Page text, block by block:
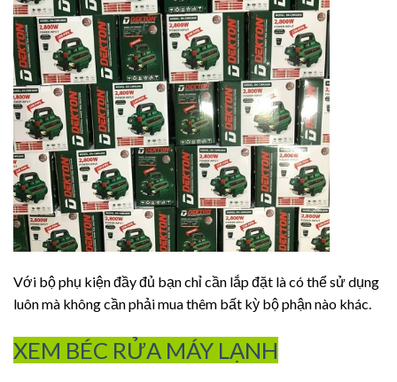
Với bộ phụ kiện đầy đủ bạn chỉ cần lắp đặt là có thể sử dụng
luôn mà không cần phải mua thêm bất kỳ bộ phận nào khác.
XEM BÉC RỬA MÁY LẠNH